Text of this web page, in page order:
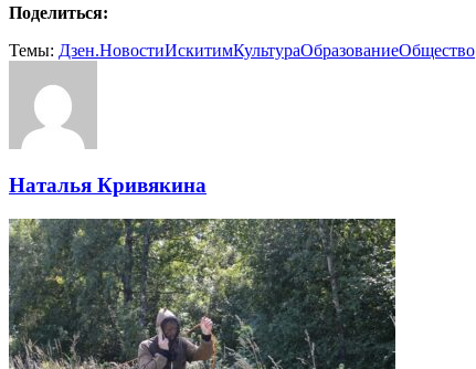
Поделиться:
Темы: Дзен.НовостиИскитимКультураОбразованиеОбщество
Наталья Кривякина